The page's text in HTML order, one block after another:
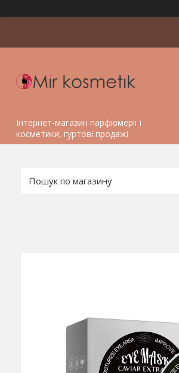
Інтернет-магазин парфюмерії і
косметики, гуртові продажі